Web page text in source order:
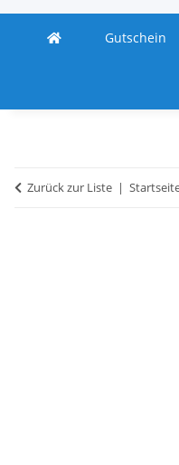
Gutschein
Zurück zur Liste